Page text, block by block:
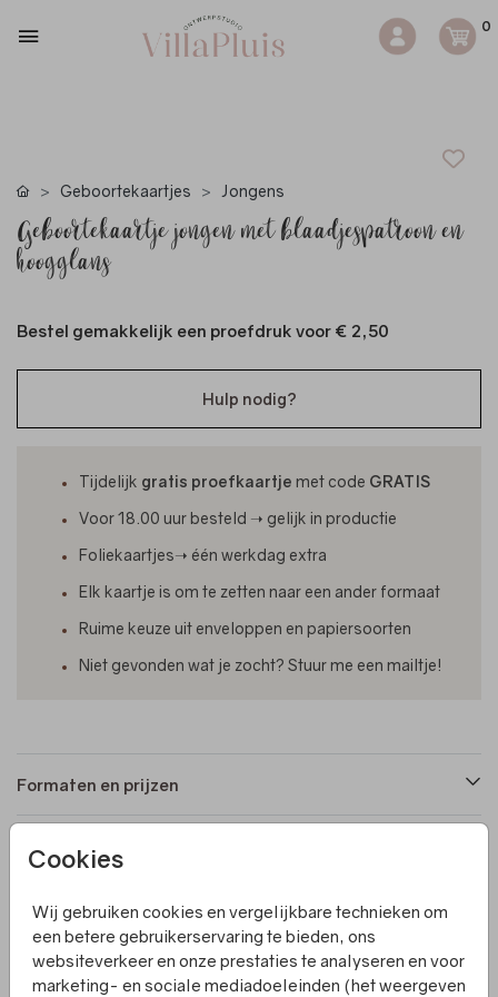
0
Cookies
Wij gebruiken cookies en vergelijkbare technieken om
een betere gebruikerservaring te bieden, ons
websiteverkeer en onze prestaties te analyseren en voor
marketing- en sociale mediadoeleinden (het weergeven
Geboortekaartjes Jongens
Geboortekaartje jongen met blaadjespatroon en
hoogglans
Bestel gemakkelijk een proefdruk voor € 2,50
Hulp nodig?
Tijdelijk gratis proefkaartje met code GRATIS
Voor 18.00 uur besteld ➝ gelijk in productie
Foliekaartjes➝ één werkdag extra
Elk kaartje is om te zetten naar een ander formaat
Ruime keuze uit enveloppen en papiersoorten
Niet gevonden wat je zocht? Stuur me een mailtje!
Formaten en prijzen
Productinformatie
Omschrijving
Een langwerpig geboortekaartje met patroon van
genkoblaadjes en hooglans. Je kunt de kleuren zelf